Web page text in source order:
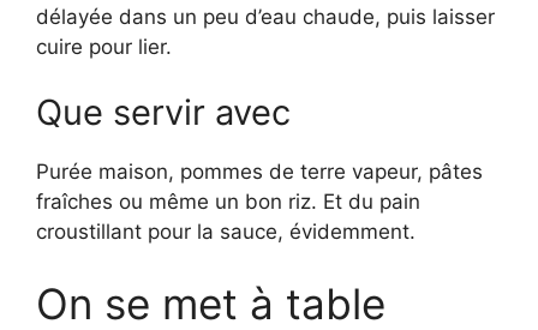
délayée dans un peu d’eau chaude, puis laisser
cuire pour lier.
Que servir avec
Purée maison, pommes de terre vapeur, pâtes
fraîches ou même un bon riz. Et du pain
croustillant pour la sauce, évidemment.
On se met à table